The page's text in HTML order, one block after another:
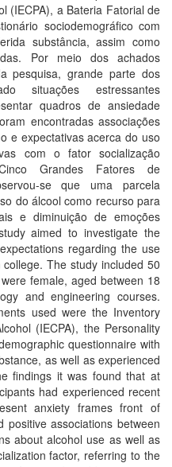
(IECPA), a Bateria Fatorial de
sociodemográfico com
substância, assim como
Por meio dos achados
pesquisa, grande parte dos
situações estressantes
quadros de ansiedade
encontradas associações
e expectativas acerca do uso
com o fator socialização
Grandes Fatores de
se que uma parcela
do álcool como recurso para
e diminuição de emoções
aimed to investigate the
regarding the use
The study included 50
female, aged between 18
and engineering courses.
used were the Inventory
(IECPA), the Personality
questionnaire with
as well as experienced
findings it was found that at
had experienced recent
anxiety frames front of
positive associations between
about alcohol use as well as
factor, referring to the